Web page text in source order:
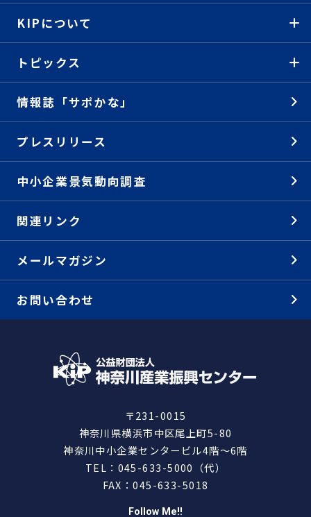
KIPについて
トピックス
情報誌「サポかな」
プレスリリース
中小企業景気動向調査
関連リンク
メールマガジン
お問い合わせ
〒231-0015
神奈川県横浜市中区尾上町5-80
神奈川中小企業センタービル4階～6階
TEL：045-633-5000（代）
FAX：045-633-5018
Follow Me!!